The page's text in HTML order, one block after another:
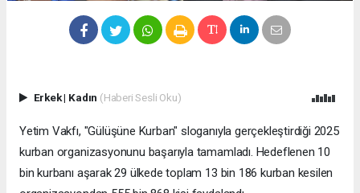
Erkek| Kadın (Haberi Sesli Oku)
Yetim Vakfı, "Gülüşüne Kurban" sloganıyla gerçekleştirdiği 2025
kurban organizasyonunu başarıyla tamamladı. Hedeflenen 10
bin kurbanı aşarak 29 ülkede toplam 13 bin 186 kurban kesilen